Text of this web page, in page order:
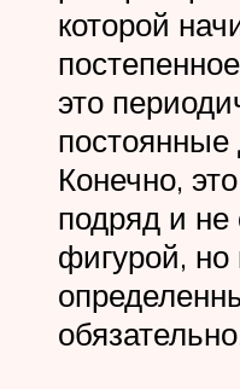
которой
это
Конечно,
подряд и не
фигурой, но